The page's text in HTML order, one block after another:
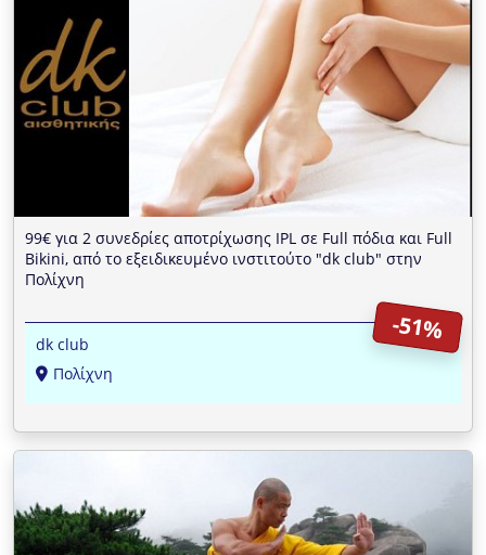
99€ για 2 συνεδρίες αποτρίχωσης IPL σε Full πόδια και Full
Bikini, από το εξειδικευμένο ινστιτούτο "dk club" στην
Πολίχνη
-51%
dk club
Πολίχνη